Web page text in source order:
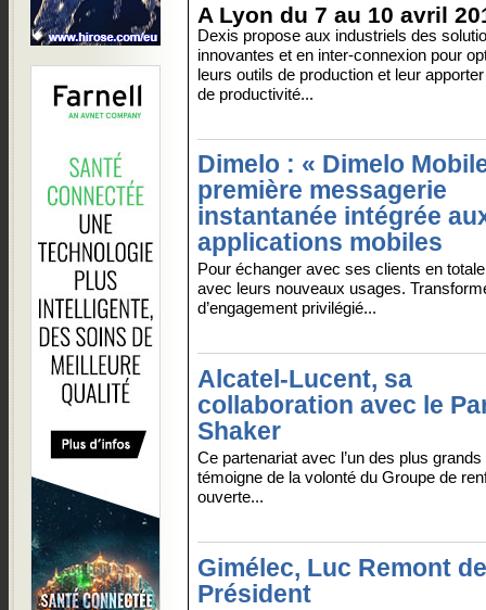
A Lyon du 7 au 10 avril
Dexis propose aux industriels des
innovantes et en inter-connexion pour
leurs outils de production et leur
de productivité...
Dimelo : « Dimelo
première messagerie
instantanée intégrée
applications mobiles
Pour échanger avec ses clients en
avec leurs nouveaux usages.
d’engagement privilégié...
Alcatel-Lucent, sa
collaboration avec le
Shaker
Ce partenariat avec l’un des plus
témoigne de la volonté du Groupe de
ouverte...
Gimélec, Luc Remont
Président